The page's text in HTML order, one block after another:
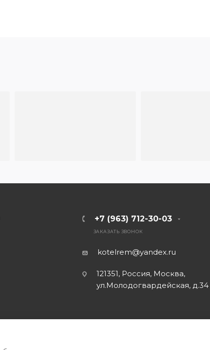
+7 (963) 712-30-03
ЗАКАЗАТЬ ЗВОНОК
kotelrem@yandex.ru
121351, Россия, Москва,
ул.Молодогвардейская, д.34